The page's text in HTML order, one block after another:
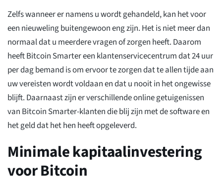
Zelfs wanneer er namens u wordt gehandeld, kan het voor
een nieuweling buitengewoon eng zijn. Het is niet meer dan
normaal dat u meerdere vragen of zorgen heeft. Daarom
heeft Bitcoin Smarter een klantenservicecentrum dat 24 uur
per dag bemand is om ervoor te zorgen dat te allen tijde aan
uw vereisten wordt voldaan en dat u nooit in het ongewisse
blijft. Daarnaast zijn er verschillende online getuigenissen
van Bitcoin Smarter-klanten die blij zijn met de software en
het geld dat het hen heeft opgeleverd.
Minimale kapitaalinvestering
voor Bitcoin